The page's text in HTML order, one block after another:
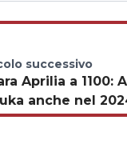
successivo
Aprilia a 1100:
anche nel